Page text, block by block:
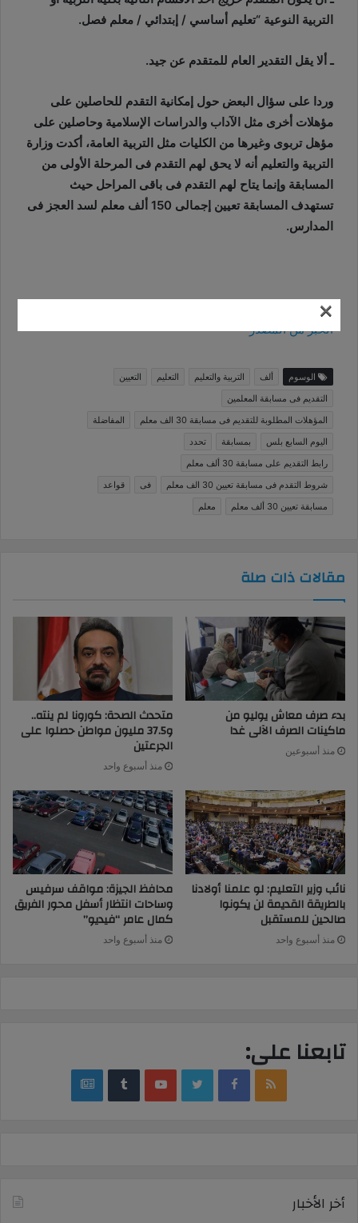
التربية النوعية “تعليم أساسي / إبتدائي / معلم فصل.
ـ ألا يقل التقدير العام للمتقدم عن جيد.
وردا على سؤال البعض حول إمكانية التقدم للحاصلين على
مؤهلات أخرى مثل الآداب والدراسات الإسلامية وحاصلين على
مؤهل تربوى وغيرها من الكليات مثل التربية العامة، أكدت وزارة
التربية والتعليم أنه لا يحق لهم التقدم فى المرحلة الأولى من
المسابقة وإنما يتاح لهم التقدم فى باقى المراحل حيث
تستهدف المسابقة تعيين إجمالى 150 ألف معلم لسد العجز فى
المدارس.
الخبر من المصدر
الوسوم ألف التربية والتعليم التعليم
التعيين
التقديم فى مسابقة المعلمين
المؤهلات المطلوبة للتقديم فى مسابقة 30 الف معلم
المفاضلة
اليوم السابع بلس
بمسابقة
تحدد
رابط التقديم على مسابقة 30 ألف معلم
شروط التقدم فى مسابقة تعيين 30 الف معلم
فى
قواعد
مسابقة تعيين 30 ألف معلم
معلم
مقالات ذات صلة
بدء صرف معاش يوليو من
ماكينات الصرف الآلى غدا
منذ أسبوعين
متحدث الصحة: كورونا لم ينته..
و37.5 مليون مواطن حصلوا على
الجرعتين
منذ أسبوع واحد
نائب وزير التعليم: لو علمنا أولادنا
بالطريقة القديمة لن يكونوا
صالحين للمستقبل
منذ أسبوع واحد
محافظ الجيزة: مواقف سرفيس
وساحات انتظار أسفل محور الفريق
كمال عامر “فيديو”
منذ أسبوع واحد
تابعنا على:
RSS
Facebook
Twitter
YouTube
‏Tumblr
google
أخر الأخبار
×